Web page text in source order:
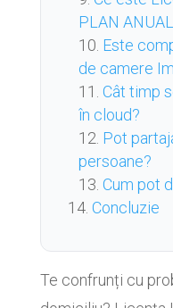
PLAN
Este
de camere
Cât timp
în cloud?
Pot
persoane?
Cum pot
Concluzie
Te confrunți cu